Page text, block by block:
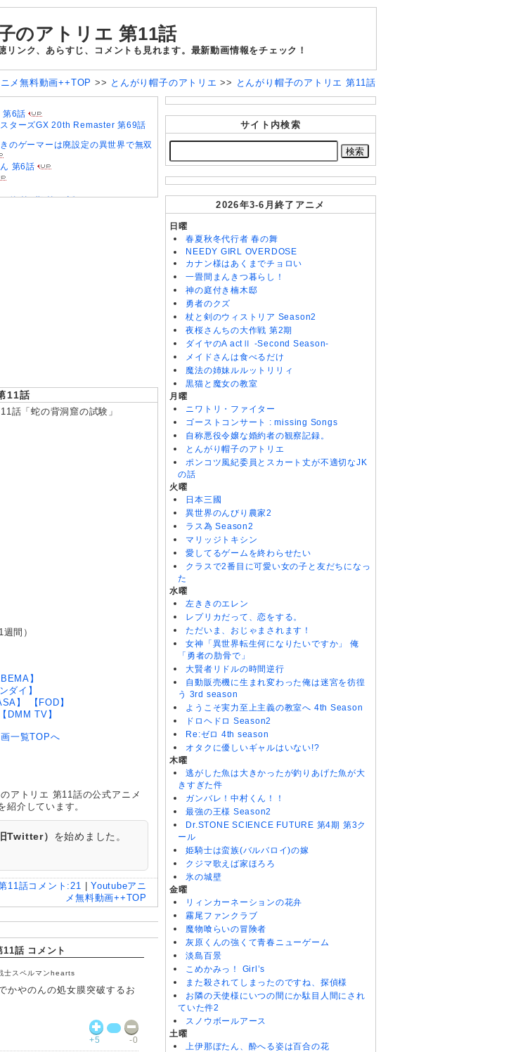
のアトリエ 第11話
ンク、あらすじ、コメントも見れます。最新動画情報をチェック！
メ無料動画++TOP >> とんがり帽子のアトリエ>> とんがり帽子のアトリエ 第11話
第6話
ターズGX 20th Remaster 第69話
のゲーマーは廃設定の異世界で無双
第6話
件 第4期 第89話
11話
話「蛇の背洞窟の試験」
間）
】
ダイ】
】
【FOD】
【DMM TV】
一覧TOPへ
アトリエ 第11話の公式アニメ
紹介しています。
Twitter） を始めました。
11話コメント: 21 |Youtubeアニ
メ無料動画++TOP
話 コメント
士スペルマンhearts
かやのんの処女膜突破するお
+5 -0
サイト内検索
2026年3-6月終了アニメ
日曜
春夏秋冬代行者 春の舞
NEEDY GIRL OVERDOSE
カナン様はあくまでチョロい
一畳間まんきつ暮らし！
神の庭付き楠木邸
勇者のクズ
杖と剣のウィストリア Season2
夜桜さんちの大作戦 第2期
ダイヤのA actⅡ -Second Season-
メイドさんは食べるだけ
魔法の姉妹ルルットリリィ
黒猫と魔女の教室
月曜
ニワトリ・ファイター
ゴーストコンサート : missing Songs
自称悪役令嬢な婚約者の観察記録。
とんがり帽子のアトリエ
ポンコツ風紀委員とスカート丈が不適切なJK
の話
火曜
日本三國
異世界のんびり農家2
ラス為 Season2
マリッジトキシン
愛してるゲームを終わらせたい
クラスで2番目に可愛い女の子と友だちになっ
た
水曜
左ききのエレン
レプリカだって、恋をする。
ただいま、おじゃまされます！
女神「異世界転生何になりたいですか」 俺
「勇者の肋骨で」
大賢者リドルの時間逆行
自動販売機に生まれ変わった俺は迷宮を彷徨
う 3rd season
ようこそ実力至上主義の教室へ 4th Season
ドロヘドロ Season2
Re:ゼロ 4th season
オタクに優しいギャルはいない!?
木曜
逃がした魚は大きかったが釣りあげた魚が大
きすぎた件
ガンバレ！中村くん！！
最強の王様 Season2
Dr.STONE SCIENCE FUTURE 第4期 第3ク
ール
姫騎士は蛮族(バルバロイ)の嫁
クジマ歌えば家ほろろ
氷の城壁
金曜
リィンカーネーションの花弁
霧尾ファンクラブ
魔物喰らいの冒険者
灰原くんの強くて青春ニューゲーム
淡島百景
こめかみっ！ Girl’s
また殺されてしまったのですね、探偵様
お隣の天使様にいつの間にか駄目人間にされ
ていた件2
スノウボールアース
土曜
上伊那ぼたん、酔へる姿は百合の花